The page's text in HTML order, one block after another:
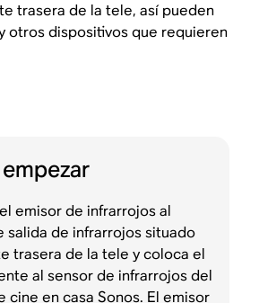
trasera de la tele, así pueden
otros dispositivos que requieren
emisor de infrarrojos al
salida de infrarrojos situado
trasera de la tele y coloca el
al sensor de infrarrojos del
cine en casa Sonos. El emisor